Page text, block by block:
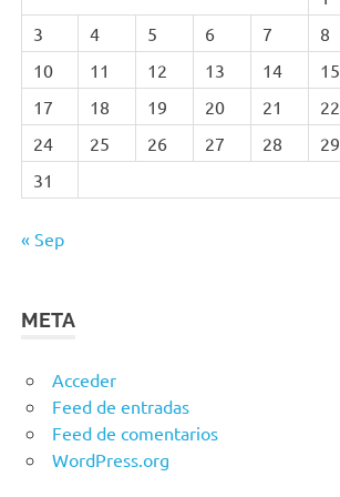
3
4 5 6 7 8
10
11 12 13 14 15
17
18 19 20 21 22
24
25 26 27 28 29
31
« Sep
META
Acceder
Feed de entradas
Feed de comentarios
WordPress.org